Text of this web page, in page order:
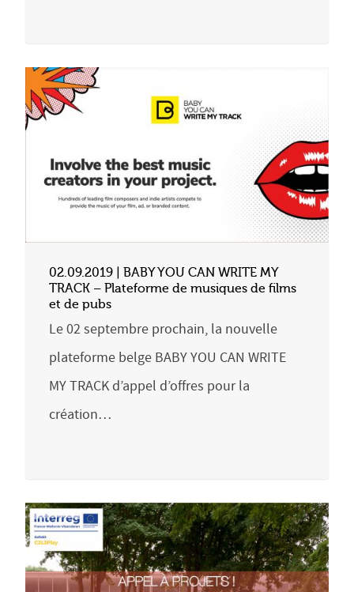
02.09.2019 | BABY YOU CAN WRITE MY
TRACK – Plateforme de musiques de films
et de pubs
Le 02 septembre prochain, la nouvelle
plateforme belge BABY YOU CAN WRITE
MY TRACK d’appel d’offres pour la
création…